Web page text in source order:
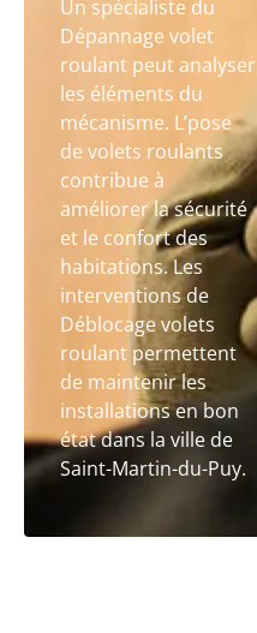
Un spécialiste du
Dépannage volet
roulant peut analyser
les éléments du
mécanisme. L’pose
de volets roulants
contribue à
améliorer la sécurité
et le confort des
habitations. Les
interventions de
Déblocage volets
roulant permettent
de maintenir les
installations en bon
état dans la ville de
Saint-Martin-du-Puy.